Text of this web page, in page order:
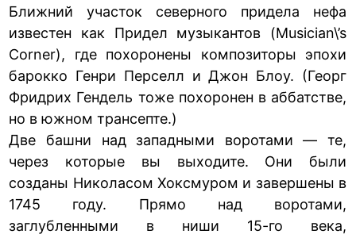
Ближний участок северного придела нефа
известен как Придел музыкантов (Musician\’s
Corner), где похоронены композиторы эпохи
барокко Генри Перселл и Джон Блоу. (Георг
Фридрих Гендель тоже похоронен в аббатстве,
но в южном трансепте.)
Две башни над западными воротами — те,
через которые вы выходите. Они были
созданы Николасом Хоксмуром и завершены в
1745 году. Прямо над воротами,
заглубленными в ниши 15-го века,